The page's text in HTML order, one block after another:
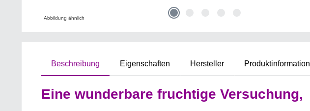
Abbildung ähnlich
Beschreibung Eigenschaften Hersteller Produktinformation
Eine wunderbare fruchtige Versuchung,